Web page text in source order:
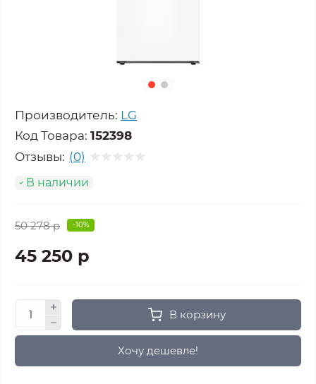
Производитель: LG
Код Товара: 152398
Отзывы: (0)
В наличии
50 278 р -10%
45 250 р
В корзину
Хочу дешевле!